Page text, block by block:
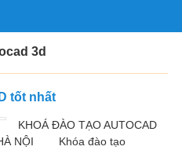
3d
tốt nhất
KHOÁ ĐÀO TẠO AUTOCAD
HÀ NỘI Khóa đào tạo